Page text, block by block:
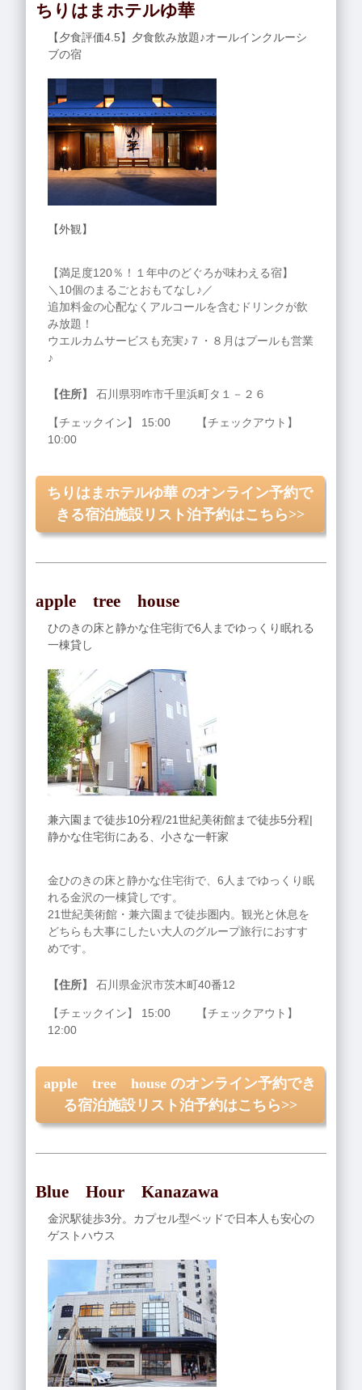
ちりはまホテルゆ華
【夕食評価4.5】夕食飲み放題♪オールインクルーシ
ブの宿
【外観】
【満足度120％！１年中のどぐろが味わえる宿】
＼10個のまるごとおもてなし♪／
追加料金の心配なくアルコールを含むドリンクが飲
み放題！
ウエルカムサービスも充実♪７・８月はプールも営業
♪
【住所】 石川県羽咋市千里浜町タ１－２６
【チェックイン】 15:00 【チェックアウト】
10:00
ちりはまホテルゆ華 のオンライン予約で
きる宿泊施設リスト泊予約はこちら>>
apple tree house
ひのきの床と静かな住宅街で6人までゆっくり眠れる
一棟貸し
兼六園まで徒歩10分程/21世紀美術館まで徒歩5分程|
静かな住宅街にある、小さな一軒家
金ひのきの床と静かな住宅街で、6人までゆっくり眠
れる金沢の一棟貸しです。
21世紀美術館・兼六園まで徒歩圏内。観光と休息を
どちらも大事にしたい大人のグループ旅行におすす
めです。
【住所】 石川県金沢市茨木町40番12
【チェックイン】 15:00 【チェックアウト】
12:00
apple tree house のオンライン予約でき
る宿泊施設リスト泊予約はこちら>>
Blue Hour Kanazawa
金沢駅徒歩3分。カプセル型ベッドで日本人も安心の
ゲストハウス